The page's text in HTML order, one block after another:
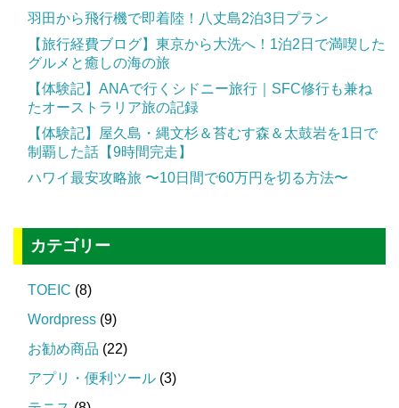
羽田から飛行機で即着陸！八丈島2泊3日プラン
【旅行経費ブログ】東京から大洗へ！1泊2日で満喫した
グルメと癒しの海の旅
【体験記】ANAで行くシドニー旅行｜SFC修行も兼ね
たオーストラリア旅の記録
【体験記】屋久島・縄文杉＆苔むす森＆太鼓岩を1日で
制覇した話【9時間完走】
ハワイ最安攻略旅 〜10日間で60万円を切る方法〜
カテゴリー
TOEIC (8)
Wordpress (9)
お勧め商品 (22)
アプリ・便利ツール (3)